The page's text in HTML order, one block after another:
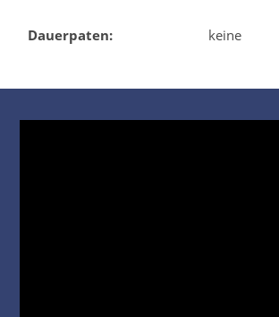
Dauerpaten: keine